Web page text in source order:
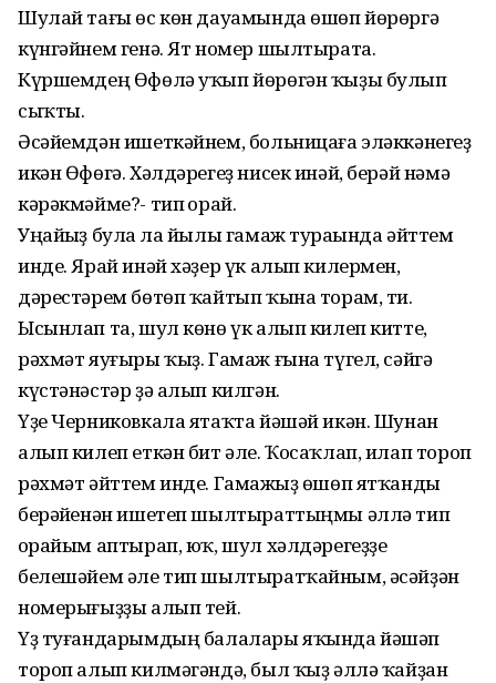
Шулай тағы өс көн дауамында өшөп йөрөргә
күнгәйнем генә. Ят номер шылтырата.
Күршемдең Өфөлә уҡып йөрөгән ҡыҙы булып
сыҡты.
Әсәйемдән ишеткәйнем, больницаға эләккәнегеҙ
икән Өфөгә. Хәлдәрегеҙ нисек инәй, берәй нәмә
кәрәкмәйме?- тип һорай.
Уңайһыҙ булһа ла йылы гамаж тураһында әйттем
инде. Ярай инәй хәҙер үк алып килермен,
дәрестәрем бөтөп ҡайтып ҡына торам, ти.
Ысынлап та, шул көнө үк алып килеп китте,
рәхмәт яуғыры ҡыҙ. Гамаж ғына түгел, сәйгә
күстәнәстәр ҙә алып килгән.
Үҙе Черниковкала ятаҡта йәшәй икән. Шунан
алып килеп еткән бит әле. Ҡосаҡлап, илап тороп
рәхмәт әйттем инде. Гамажһыҙ өшөп ятҡанды
берәйһенән ишетеп шылтыраттыңмы әллә тип
һорайым аптырап, юҡ, шул хәлдәрегеҙҙе
белешәйем әле тип шылтыратҡайным, әсәйҙән
номерығыҙҙы алып тей.
Үҙ туғандарымдың балалары яҡында йәшәп
тороп алып килмәгәндә, был ҡыҙ әллә ҡайҙан